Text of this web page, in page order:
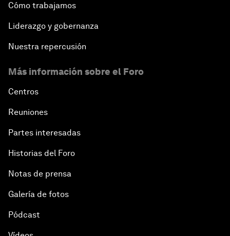
Cómo trabajamos
Liderazgo y gobernanza
Nuestra repercusión
Más información sobre el Foro
Centros
Reuniones
Partes interesadas
Historias del Foro
Notas de prensa
Galería de fotos
Pódcast